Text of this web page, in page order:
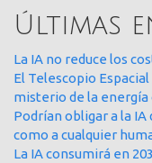
Últimas
La IA no reduce los
El Telescopio
misterio de la energía
Podrían obligar a la
como a cualquier
La IA consumirá en